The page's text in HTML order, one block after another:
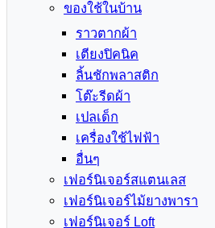
ของใช้ในบ้าน
ราวตากผ้า
เตียงปิคนิค
ลิ้นชักพลาสติก
โต๊ะรีดผ้า
เปลเด็ก
เครื่องใช้ไฟฟ้า
อื่นๆ
เฟอร์นิเจอร์สแตนเลส
เฟอร์นิเจอร์ไม้ยางพารา
เฟอร์นิเจอร์ Loft